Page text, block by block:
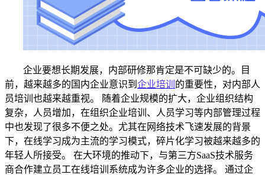
企业要想长期发展，内部研修那肯定是不可缺少的。目
前，越来越多的国内企业意识到 企业培训 的重要性，对内部人
员培训也越来越重视。
随着企业规模的扩大，企业组织结构
复杂，人员增加，在组织企业培训、人员学习等内部管理过程
中也发现了很多不便之处。尤其在网络技术飞速发展的背景
下， 在线学习成为主流的学习模式，碎片化学习被越来越多的
年轻人所接受。
在大环境的推动下，与第三方SaaS技术服务
商合作建立员工在线培训系统成为许多企业的选择。
通过企